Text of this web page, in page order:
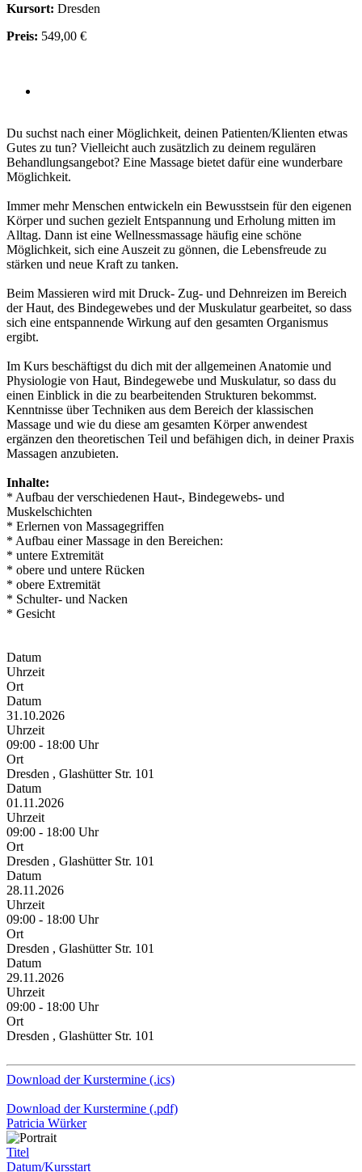
Kursort: Dresden
Preis: 549,00 €
Du suchst nach einer Möglichkeit, deinen Patienten/Klienten etwas
Gutes zu tun? Vielleicht auch zusätzlich zu deinem regulären
Behandlungsangebot? Eine Massage bietet dafür eine wunderbare
Möglichkeit.
Immer mehr Menschen entwickeln ein Bewusstsein für den eigenen
Körper und suchen gezielt Entspannung und Erholung mitten im
Alltag. Dann ist eine Wellnessmassage häufig eine schöne
Möglichkeit, sich eine Auszeit zu gönnen, die Lebensfreude zu
stärken und neue Kraft zu tanken.
Beim Massieren wird mit Druck- Zug- und Dehnreizen im Bereich
der Haut, des Bindegewebes und der Muskulatur gearbeitet, so dass
sich eine entspannende Wirkung auf den gesamten Organismus
ergibt.
Im Kurs beschäftigst du dich mit der allgemeinen Anatomie und
Physiologie von Haut, Bindegewebe und Muskulatur, so dass du
einen Einblick in die zu bearbeitenden Strukturen bekommst.
Kenntnisse über Techniken aus dem Bereich der klassischen
Massage und wie du diese am gesamten Körper anwendest
ergänzen den theoretischen Teil und befähigen dich, in deiner Praxis
Massagen anzubieten.
Inhalte:
* Aufbau der verschiedenen Haut-, Bindegewebs- und
Muskelschichten
* Erlernen von Massagegriffen
* Aufbau einer Massage in den Bereichen:
* untere Extremität
* obere und untere Rücken
* obere Extremität
* Schulter- und Nacken
* Gesicht
Datum
Uhrzeit
Ort
Datum
31.10.2026
Uhrzeit
09:00 - 18:00 Uhr
Ort
Dresden , Glashütter Str. 101
Datum
01.11.2026
Uhrzeit
09:00 - 18:00 Uhr
Ort
Dresden , Glashütter Str. 101
Datum
28.11.2026
Uhrzeit
09:00 - 18:00 Uhr
Ort
Dresden , Glashütter Str. 101
Datum
29.11.2026
Uhrzeit
09:00 - 18:00 Uhr
Ort
Dresden , Glashütter Str. 101
Download der Kurstermine (.ics)
Download der Kurstermine (.pdf)
Patricia Würker
Titel
Datum/Kursstart